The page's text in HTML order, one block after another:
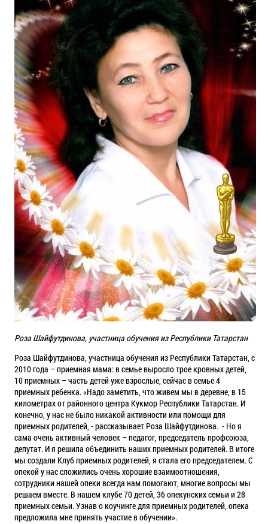
Роза Шайфутдинова, участница обучения из Республики Татарстан
Роза Шайфутдинова, участница обучения из Республики Татарстан, с
2010 года – приемная мама: в семье выросло трое кровных детей,
10 приемных – часть детей уже взрослые, сейчас в семье 4
приемных ребенка. «Надо заметить, что живем мы в деревне, в 15
километрах от районного центра Кукмор Республики Татарстан. И
конечно, у нас не было никакой активности или помощи для
приемных родителей, - рассказывает Роза Шайфутдинова. - Но я
сама очень активный человек – педагог, председатель профсоюза,
депутат. И я решила объединить наших приемных родителей. В итоге
мы создали Клуб приемных родителей, я стала его председателем. С
опекой у нас сложились очень хорошие взаимоотношения,
сотрудники нашей опеки всегда нам помогают, многие вопросы мы
решаем вместе. В нашем клубе 70 детей, 36 опекунских семьи и 28
приемных семьи. Узнав о коучинге для приемных родителей, опека
предложила мне принять участие в обучении».